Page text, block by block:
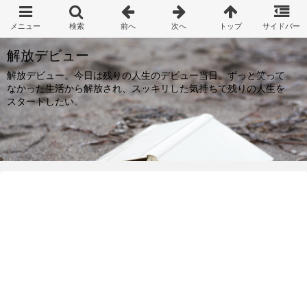
解放デビュー
解放デビュー。今日は残りの人生のデビュー当日。ずっと笑って
なかった生活から解放され、スッキリした気持ちで残りの人生を
スタートしたい。